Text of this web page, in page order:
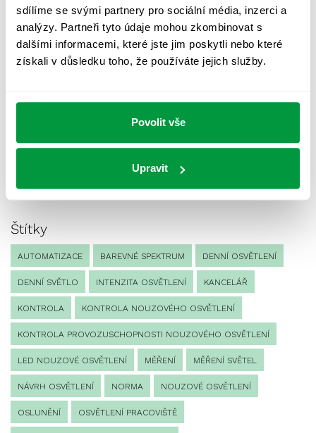
sdílíme se svými partnery pro sociální média, inzerci a
analýzy. Partneři tyto údaje mohou zkombinovat s
dalšími informacemi, které jste jim poskytli nebo které
získali v důsledku toho, že používáte jejich služby.
Povolit vše
Upravit
Nejnovější příspěvky
UV záření a svítidla: Mýtus nebo reálné riziko pro
zdraví?
náklady
Proč je pasport veřejného osvětlení klíčový pro
Osvětlení kanceláře: jak nastavit světlo, aby se lidem
EPBD IV a chytré budovy: proč začít s přípravou
teď hned
Štítky
AUTOMATIZACE BAREVNÉ SPEKTRUM DENNÍ OSVĚTLENÍ
DENNÍ SVĚTLO INTENZITA OSVĚTLENÍ KANCELÁŘ
KONTROLA KONTROLA NOUZOVÉHO OSVĚTLENÍ
KONTROLA PROVOZUSCHOPNOSTI NOUZOVÉHO OSVĚTLENÍ
LED NOUZOVÉ OSVĚTLENÍ MĚŘENÍ MĚŘENÍ SVĚTEL
NÁVRH OSVĚTLENÍ NORMA NOUZOVÉ OSVĚTLENÍ
OSLUNĚNÍ OSVĚTLENÍ PRACOVIŠTĚ